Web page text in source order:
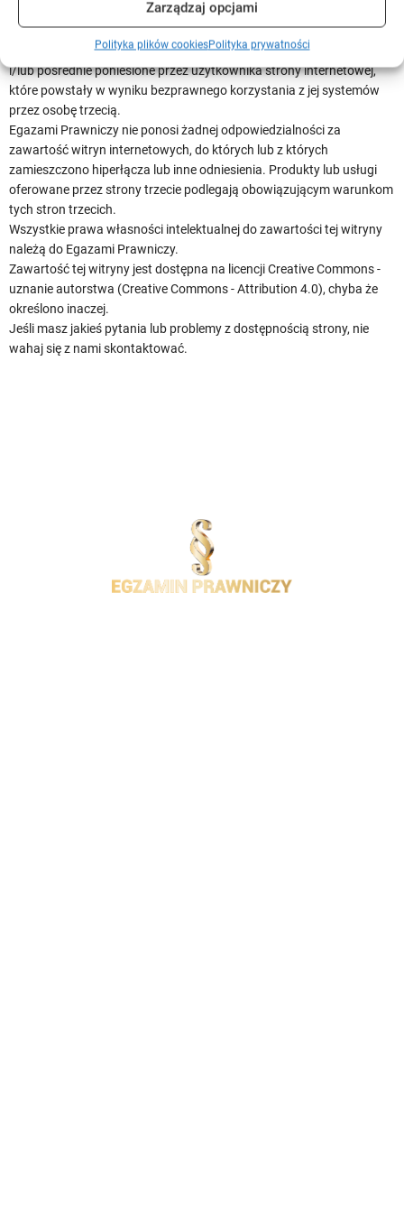
Zarządzaj opcjami
Polityka plików cookiesPolityka prywatności
Prawniczy wdroży w tym celu odpowiednie środki techniczne i
organizacyjne, uwzględniając między innymi stan wiedzy. Jednakże
nie ponosi odpowiedzialności za jakiekolwiek straty, bezpośrednie
i/lub pośrednie poniesione przez użytkownika strony internetowej,
które powstały w wyniku bezprawnego korzystania z jej systemów
przez osobę trzecią.
Egazami Prawniczy nie ponosi żadnej odpowiedzialności za
zawartość witryn internetowych, do których lub z których
zamieszczono hiperłącza lub inne odniesienia. Produkty lub usługi
oferowane przez strony trzecie podlegają obowiązującym warunkom
tych stron trzecich.
Wszystkie prawa własności intelektualnej do zawartości tej witryny
należą do Egazami Prawniczy.
Zawartość tej witryny jest dostępna na licencji Creative Commons -
uznanie autorstwa (Creative Commons - Attribution 4.0), chyba że
określono inaczej.
Jeśli masz jakieś pytania lub problemy z dostępnością strony, nie
wahaj się z nami skontaktować.